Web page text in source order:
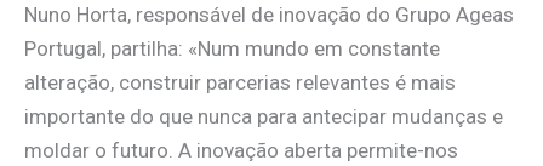
Nuno Horta, responsável de inovação do Grupo Ageas
Portugal, partilha: «Num mundo em constante
alteração, construir parcerias relevantes é mais
importante do que nunca para antecipar mudanças e
moldar o futuro. A inovação aberta permite-nos